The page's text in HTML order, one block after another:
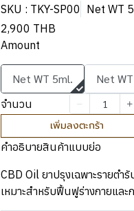
SKU : TKY-SP00 Net WT
2,900 THB
Amount
Net WT 5ml. Net
จำนวน
เพิ่มลงตะกร้า
คำอธิบายสินค้าแบบย่อ
CBD Oil ยาปรุงเฉพาะรายตำ
เหมาะสำหรับฟื้นฟูร่างกายแล